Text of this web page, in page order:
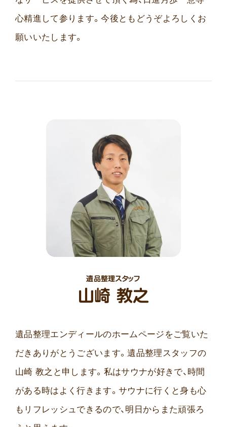
心精進して参ります。今後ともどうぞよろしくお
願いいたします。
山崎 教之
遺品整理スタッフ
遺品整理エンディールのホームページをご覧いた
だきありがとうございます。遺品整理スタッフの
山崎 教之と申します。私はサウナが好きで、時間
がある時はよく行きます。サウナに行くと身も心
もリフレッシュできるので、明日からまた頑張ろ